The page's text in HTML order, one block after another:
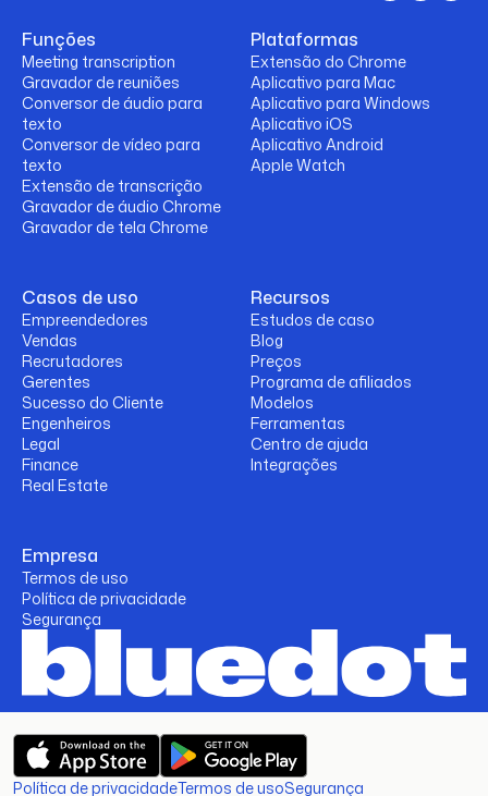
Funções
Meeting transcription
Gravador de reuniões
Conversor de áudio para
texto
Conversor de vídeo para
texto
Extensão de transcrição
Gravador de áudio Chrome
Gravador de tela Chrome
Plataformas
Extensão do Chrome
Aplicativo para Mac
Aplicativo para Windows
Aplicativo iOS
Aplicativo Android
Apple Watch
Casos de uso
Empreendedores
Vendas
Recrutadores
Gerentes
Sucesso do Cliente
Engenheiros
Legal
Finance
Real Estate
Recursos
Estudos de caso
Blog
Preços
Programa de afiliados
Modelos
Ferramentas
Centro de ajuda
Integrações
Empresa
Termos de uso
Política de privacidade
Segurança
Política de privacidadeTermos de usoSegurança